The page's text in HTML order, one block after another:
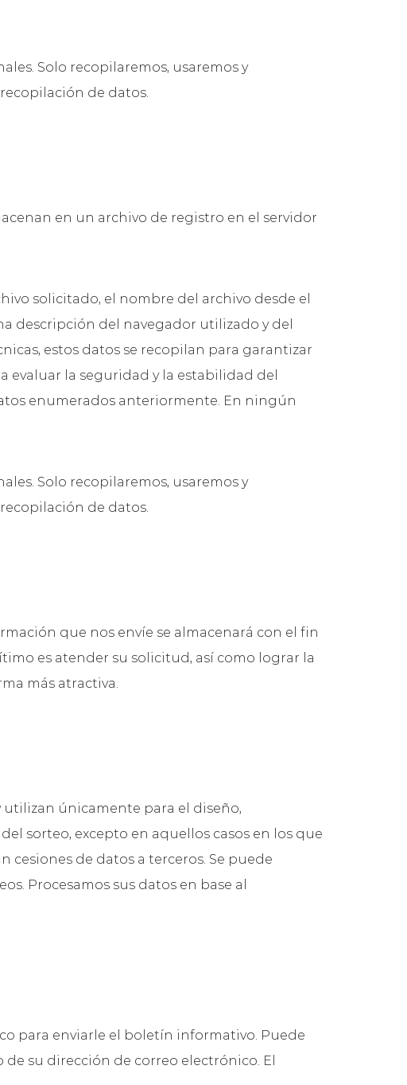
Solo recopilaremos, usaremos y
de datos.
en un archivo de registro en el servidor
solicitado, el nombre del archivo desde el
descripción del navegador utilizado y del
estos datos se recopilan para garantizar
la seguridad y la estabilidad del
enumerados anteriormente. En ningún
Solo recopilaremos, usaremos y
de datos.
que nos envíe se almacenará con el fin
es atender su solicitud, así como lograr la
más atractiva.
utilizan únicamente para el diseño,
sorteo, excepto en aquellos casos en los que
de datos a terceros. Se puede
Procesamos sus datos en base al
para enviarle el boletín informativo. Puede
su dirección de correo electrónico. El